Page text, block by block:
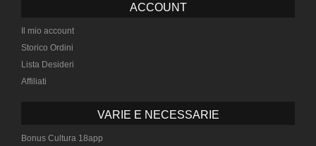
ACCOUNT
Il mio account
Storico Ordini
Lista Desideri
Affiliati
VARIE E NECESSARIE
Bonus Cultura 18app